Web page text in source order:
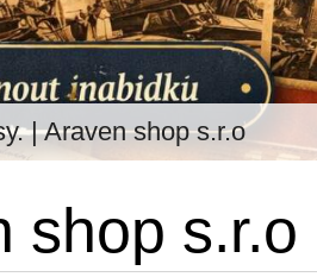
| Araven shop s.r.o
shop s.r.o